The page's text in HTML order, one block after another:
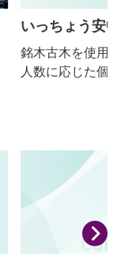
いっちょう安
銘木古木を使用
人数に応じた個